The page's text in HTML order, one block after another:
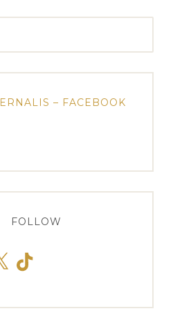
– FACEBOOK
FOLLOW
TikTok